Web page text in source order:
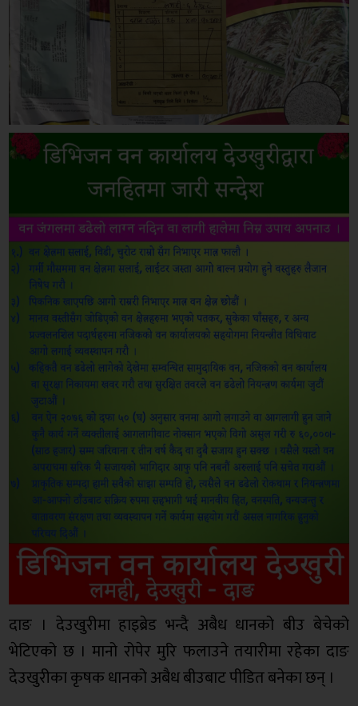
दाङ । देउखुरीमा हाइब्रेड भन्दै अबैध धानको बीउ बेचेको
भेटिएको छ । मानो रोपेर मुरि फलाउने तयारीमा रहेका दाङ
देउखुरीका कृषक धानको अबैध बीउबाट पीडित बनेका छन् ।